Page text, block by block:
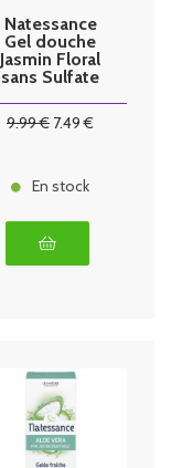
Natessance
Gel douche
Jasmin Floral
sans Sulfate
9.99€ 7.49 €
En stock